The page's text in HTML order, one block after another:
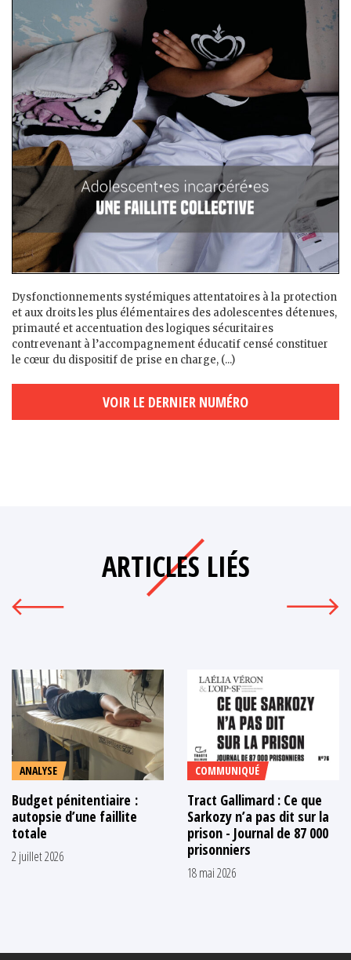
Dysfonctionnements systémiques attentatoires à la protection
et aux droits les plus élémentaires des adolescent·es détenu·es,
primauté et accentuation des logiques sécuritaires
contrevenant à l’accompagnement éducatif censé constituer
le cœur du dispositif de prise en charge, (...)
VOIR LE DERNIER NUMÉRO
ARTICLES LIÉS
ANALYSE
Budget pénitentiaire :
autopsie d’une faillite
totale
2 juillet 2026
COMMUNIQUÉ
Tract Gallimard : Ce que
Sarkozy n’a pas dit sur la
prison - Journal de 87 000
prisonniers
18 mai 2026